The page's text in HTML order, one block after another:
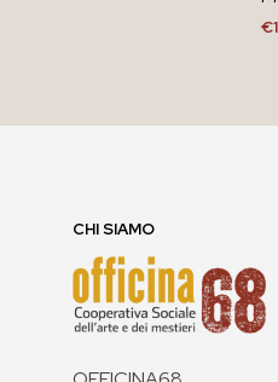
€
CHI SIAMO